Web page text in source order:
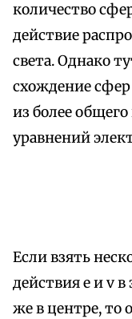
количество
действие
света. Однако
схождение сфер
из более
уравнений
Если взять
действия е и v
же в центре, то